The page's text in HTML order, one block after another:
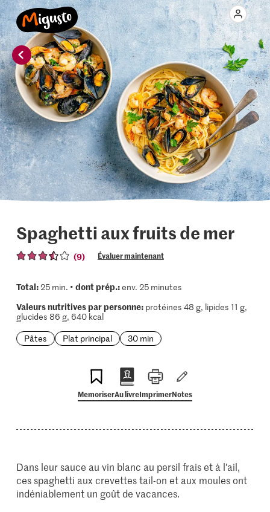
Spaghetti aux fruits de mer
(9) Évaluer maintenant
Total:25 min. • dont prép.:env. 25 minutes
Valeurs nutritives par personne:protéines 48 g, lipides 11 g,
glucides 86 g, 640 kcal
Pâtes
Plat principal 30 min
MemoriserAu livreImprimerNotes
Dans leur sauce au vin blanc au persil frais et à l'ail,
ces spaghetti aux crevettes tail-on et aux moules ont
indéniablement un goût de vacances.